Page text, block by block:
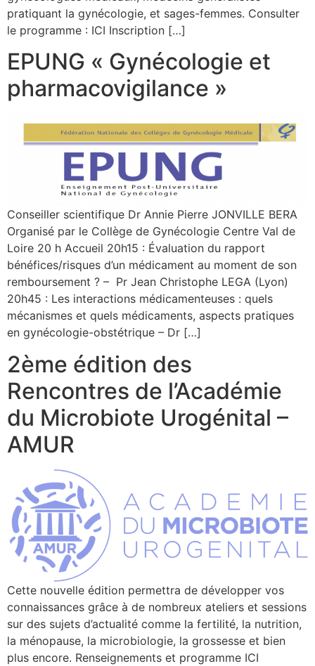
pratiquant la gynécologie, et sages-femmes. Consulter
le programme : ICI Inscription […]
EPUNG « Gynécologie et
pharmacovigilance »
Conseiller scientifique Dr Annie Pierre JONVILLE BERA
Organisé par le Collège de Gynécologie Centre Val de
Loire 20 h Accueil 20h15 : Évaluation du rapport
bénéfices/risques d’un médicament au moment de son
remboursement ? – Pr Jean Christophe LEGA (Lyon)
20h45 : Les interactions médicamenteuses : quels
mécanismes et quels médicaments, aspects pratiques
en gynécologie-obstétrique – Dr […]
2ème édition des
Rencontres de l’Académie
du Microbiote Urogénital –
AMUR
Cette nouvelle édition permettra de développer vos
connaissances grâce à de nombreux ateliers et sessions
sur des sujets d’actualité comme la fertilité, la nutrition,
la ménopause, la microbiologie, la grossesse et bien
plus encore. Renseignements et programme ICI